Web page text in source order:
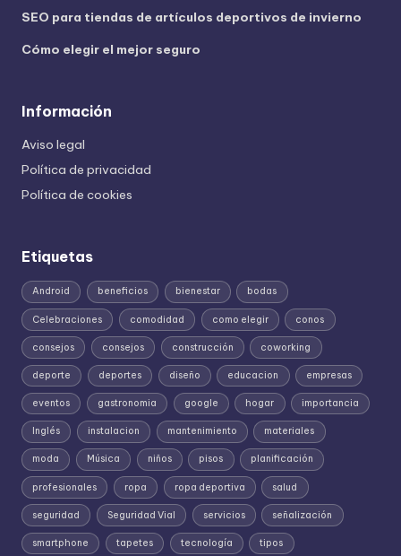
SEO para tiendas de artículos deportivos de invierno
Cómo elegir el mejor seguro
Información
Aviso legal
Política de privacidad
Política de cookies
Etiquetas
Android beneficios bienestar bodas
Celebraciones comodidad como elegir conos
consejos consejos construcción coworking
deporte deportes diseño educacion empresas
eventos gastronomia google hogar importancia
Inglés instalacion mantenimiento materiales
moda Música niños pisos planificación
profesionales ropa ropa deportiva salud
seguridad Seguridad Vial servicios señalización
smartphone tapetes tecnología tipos